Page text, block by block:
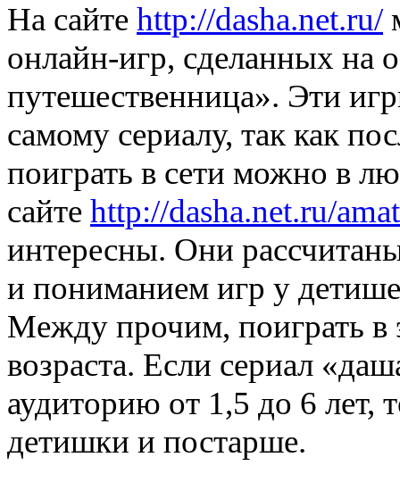
На сайте http://dasha.net.ru/
онлайн-игр, сделанных на
путешественница». Эти
самому сериалу, так как
поиграть в сети можно в
сайте http://dasha.net.ru/
интересны. Они
и пониманием игр у
Между прочим, поиграть в
возраста. Если сериал
аудиторию от 1,5 до 6 лет,
детишки и постарше.